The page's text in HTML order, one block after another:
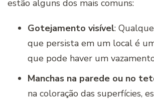
estão alguns dos mais comuns:
Gotejamento visível:
que persista em um local é
que pode haver um
Manchas na parede ou no
na coloração das superfícies,